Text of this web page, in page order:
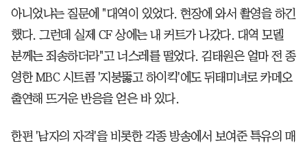
아니었냐는 질문에 "대역이 있었다. 현장에 와서 촬영을 하긴
했다. 그런데 실제 CF 상에는 내 커트가 나갔다. 대역 모델
분께는 죄송하더라"고 너스레를 떨었다. 김태원은 얼마 전 종
영한 MBC 시트콤 '지붕뚫고 하이킥'에도 뒤태미녀로 카메오
출연해 뜨거운 반응을 얻은 바 있다.
한편 '남자의 자격'을 비롯한 각종 방송에서 보여준 특유의 매